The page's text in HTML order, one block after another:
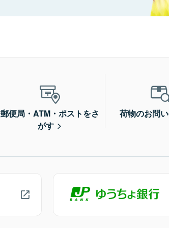
郵便局・ATM・ポストをさ
がす
荷物のお問